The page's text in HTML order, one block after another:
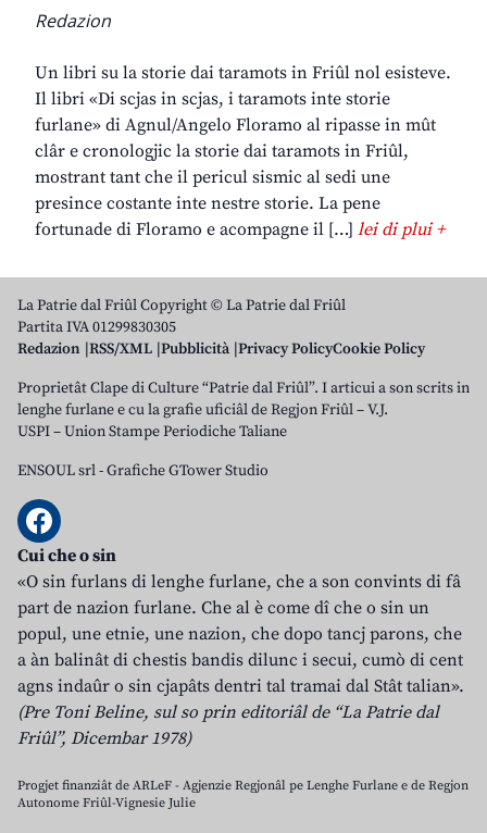
Redazion
Un libri su la storie dai taramots in Friûl nol esisteve.
Il libri «Di scjas in scjas, i taramots inte storie
furlane» di Agnul/Angelo Floramo al ripasse in mût
clâr e cronologjic la storie dai taramots in Friûl,
mostrant tant che il pericul sismic al sedi une
presince costante inte nestre storie. La pene
fortunade di Floramo e acompagne il […] lei di plui +
La Patrie dal Friûl Copyright © La Patrie dal Friûl
Partita IVA 01299830305
Redazion RSS/XML Pubblicità Privacy PolicyCookie Policy
Proprietât Clape di Culture “Patrie dal Friûl”. I articui a son scrits in
lenghe furlane e cu la grafie uficiâl de Regjon Friûl – V.J.
USPI – Union Stampe Periodiche Taliane
ENSOUL srl-Grafiche GTower Studio
Cui che o sin
«O sin furlans di lenghe furlane, che a son convints di fâ
part de nazion furlane. Che al è come dî che o sin un
popul, une etnie, une nazion, che dopo tancj parons, che
a àn balinât di chestis bandis dilunc i secui, cumò di cent
agns indaûr o sin cjapâts dentri tal tramai dal Stât talian».
(Pre Toni Beline, sul so prin editoriâl de “La Patrie dal
Friûl”, Dicembar 1978)
Progjet finanziât de ARLeF - Agjenzie Regjonâl pe Lenghe Furlane e de Regjon
Autonome Friûl-Vignesie Julie